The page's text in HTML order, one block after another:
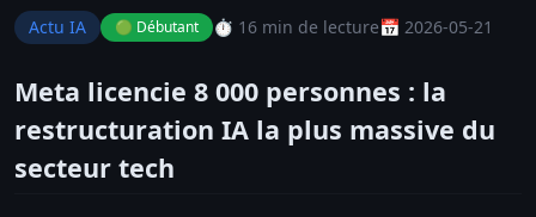
Actu IA 🟢 Débutant ⏱️ 16 min de lecture📅 2026-05-21
Meta licencie 8 000 personnes : la
restructuration IA la plus massive du
secteur tech